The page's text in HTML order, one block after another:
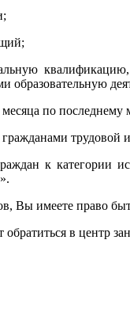
по последнему
трудовой
к категории
Вы имеете право
в центр